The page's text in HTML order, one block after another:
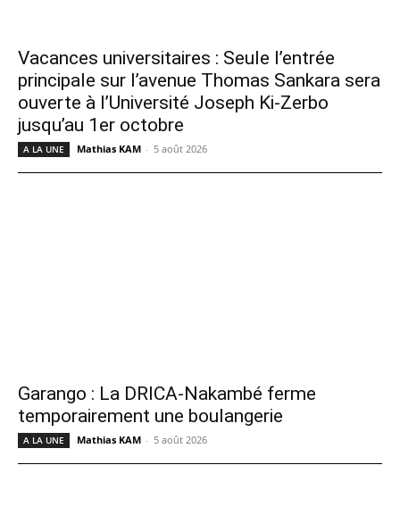
Vacances universitaires : Seule l’entrée
principale sur l’avenue Thomas Sankara sera
ouverte à l’Université Joseph Ki-Zerbo
jusqu’au 1er octobre
A LA UNE Mathias KAM - 5 août 2026
Garango : La DRICA-Nakambé ferme
temporairement une boulangerie
A LA UNE Mathias KAM - 5 août 2026